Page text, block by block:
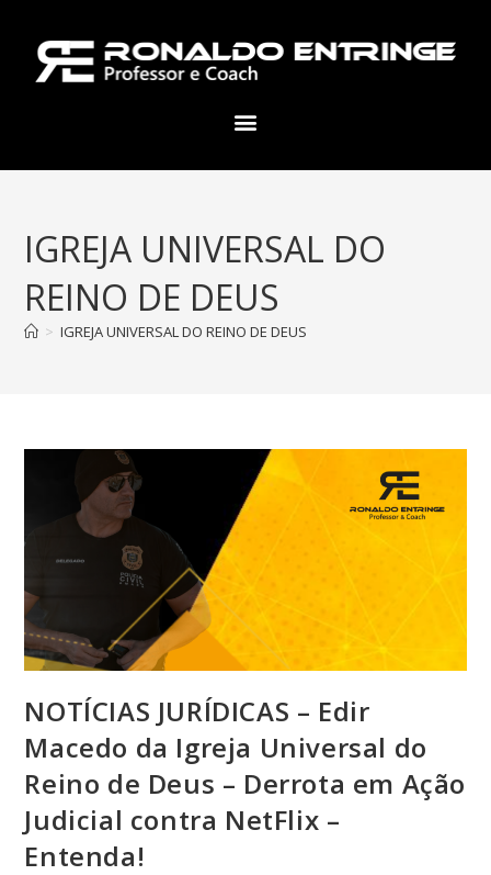
IGREJA UNIVERSAL DO
REINO DE DEUS
> IGREJA UNIVERSAL DO REINO DE DEUS
NOTÍCIAS JURÍDICAS – Edir
Macedo da Igreja Universal do
Reino de Deus – Derrota em Ação
Judicial contra NetFlix –
Entenda!